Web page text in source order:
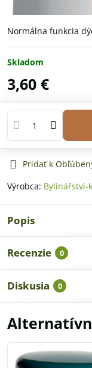
Normálna funkcia
Skladom
3,60 €
Pridať k
Výrobca: Bylinářství-
Popis
Recenzie 0
Diskusia 0